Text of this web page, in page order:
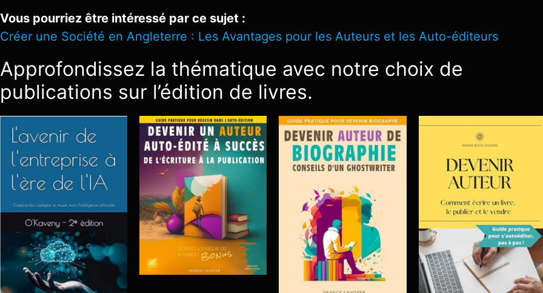
Vous pourriez être intéressé par ce sujet :
Créer une Société en Angleterre : Les Avantages pour les Auteurs et les Auto-éditeurs
Approfondissez la thématique avec notre choix de
publications sur l’édition de livres.